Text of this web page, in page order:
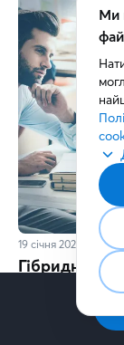
19 січня 2022 10 хв.
Гібридний
інструкція
#Microsoft365